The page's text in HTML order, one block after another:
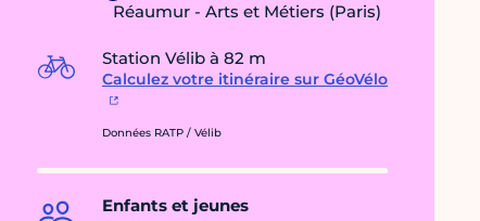
Réaumur - Arts et Métiers (Paris)
Station Vélib à 82 m
Calculez votre itinéraire sur GéoVélo
Données RATP / Vélib
Enfants et jeunes